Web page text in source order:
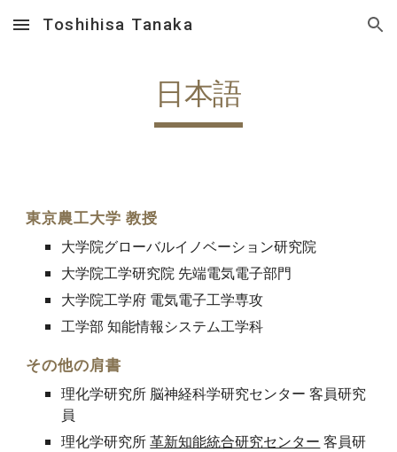
Skip to main content Skip to navigation
Toshihisa Tanaka
日本語
東京農工大学 教授
大学院グローバルイノベーション研究院
大学院工学研究院 先端電気電子部門
大学院工学府 電気電子工学専攻
工学部 知能情報システム工学科
その他の肩書
理化学研究所 脳神経科学研究センター 客員研究
員
理化学研究所 革新知能統合研究センター 客員研